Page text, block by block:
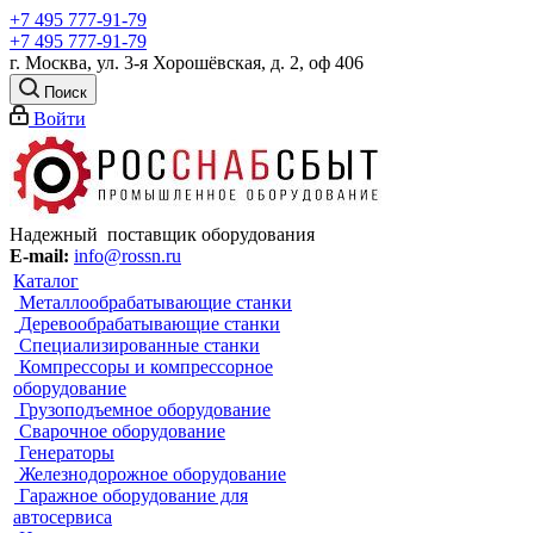
+7 495 777-91-79
+7 495 777-91-79
г. Москва, ул. 3-я Хорошёвская, д. 2, оф 406
Поиск
Войти
Надежный поставщик оборудования
E-mail: info@rossn.ru
Каталог
Металлообрабатывающие станки
Деревообрабатывающие станки
Специализированные станки
Компрессоры и компрессорное
оборудование
Грузоподъемное оборудование
Сварочное оборудование
Генераторы
Железнодорожное оборудование
Гаражное оборудование для
автосервиса